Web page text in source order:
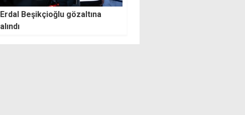
Dışişleri Bakanlığı, AP'nin 1974
kararını kınadı